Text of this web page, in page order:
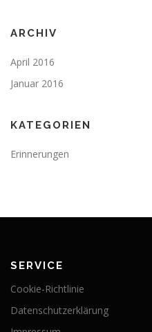
ARCHIV
April 2016
Januar 2016
KATEGORIEN
Erinnerungen
SERVICE
Cookie-Richtlinie
Datenschutzerklärung